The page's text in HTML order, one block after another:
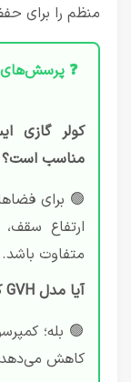
منظم را برای
مناسب است؟
🟢 برای
ارتفاع
متفاوت باشد.
آیا مدل GVH کم‌مصرف است؟
کاهش